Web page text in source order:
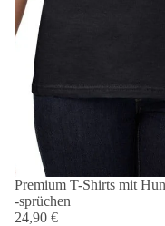
Premium T-Shirts mit
-sprüchen
24,90 €